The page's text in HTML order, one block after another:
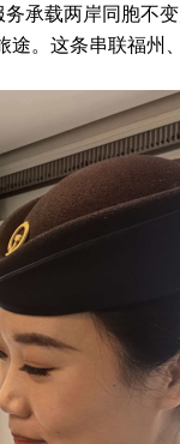
承载两岸同胞不变
。这条串联福